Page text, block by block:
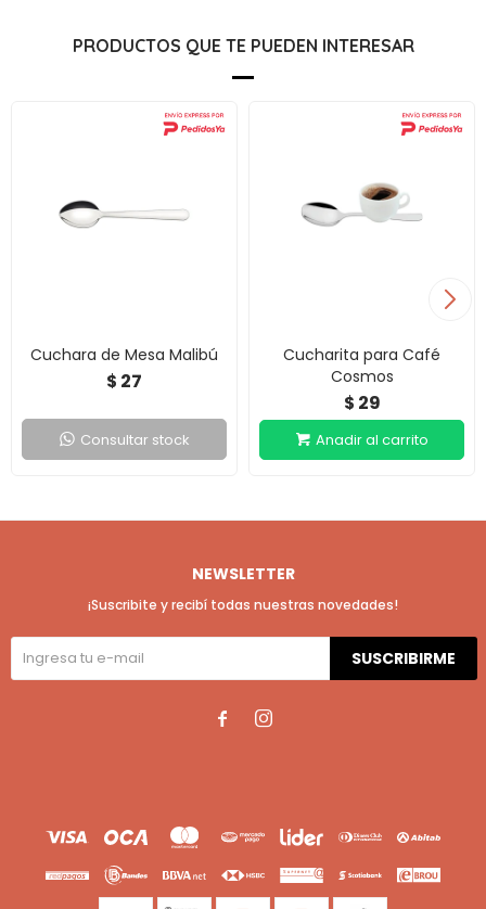
PRODUCTOS QUE TE PUEDEN INTERESAR
Cuchara de Mesa Malibú
$ 27
Consultar stock
Cucharita para Café
Cosmos
$ 29
NEWSLETTER
¡Suscribite y recibí todas nuestras novedades!
SUSCRIBIRME
 